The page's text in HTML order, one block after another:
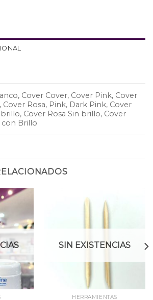
Cover Cover, Cover Pink, Cover
Rosa, Pink, Dark Pink, Cover
Cover Rosa Sin brillo, Cover
Brillo
SIN EXISTENCIAS
HERRAMIENTAS